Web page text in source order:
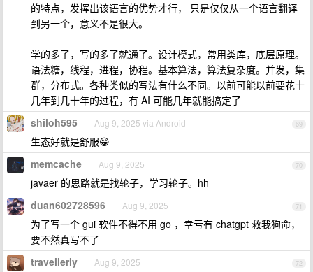
的特点，发挥出该语言的优势才行， 只是仅仅从一个语言翻译
到另一个，意义不是很大。
学的多了，写的多了就通了。设计模式，常用类库，底层原理。
语法糖，线程，进程，协程。基本算法，算法复杂度。并发，集
群，分布式。各种类似的写法有什么不同。以前可能以前要花十
几年到几十年的过程，有 AI 可能几年就能搞定了
69
shiloh595 Aug 9, 2025 via Android
生态好就是舒服😁
70
memcache Aug 9, 2025
javaer 的思路就是找轮子，学习轮子。hh
71
duan602728596 Aug 9, 2025
为了写一个 gui 软件不得不用 go ，幸亏有 chatgpt 救我狗命，
要不然真写不了
72
travellerly Aug 9, 2025